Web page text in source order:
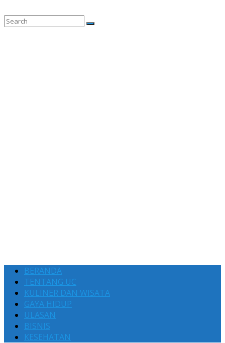
BERANDA
TENTANG UC
KULINER DAN WISATA
GAYA HIDUP
ULASAN
BISNIS
KESEHATAN